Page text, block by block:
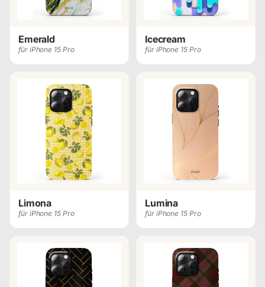
Emerald
für iPhone 15 Pro
Icecream
für iPhone 15 Pro
Limona
für iPhone 15 Pro
Lumina
für iPhone 15 Pro